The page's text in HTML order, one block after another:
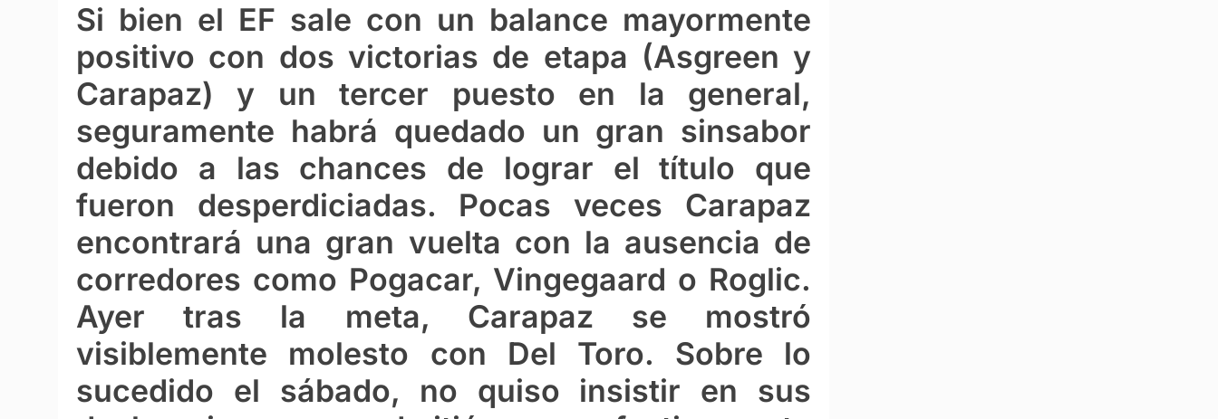
Si bien el EF sale con un balance mayormente
positivo con dos victorias de etapa (Asgreen y
Carapaz) y un tercer puesto en la general,
seguramente habrá quedado un gran sinsabor
debido a las chances de lograr el título que
fueron desperdiciadas. Pocas veces Carapaz
encontrará una gran vuelta con la ausencia de
corredores como Pogacar, Vingegaard o Roglic.
Ayer tras la meta, Carapaz se mostró
visiblemente molesto con Del Toro. Sobre lo
sucedido el sábado, no quiso insistir en sus